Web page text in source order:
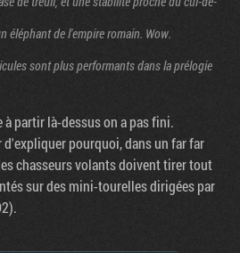
éléphant de l'empire romain. Wow.
sont plus performants dans la prélogie
partir là-dessus on a pas fini.
d'expliquer pourquoi, dans un far far
chasseurs volants doivent tirer tout
sur des mini-tourelles dirigées par